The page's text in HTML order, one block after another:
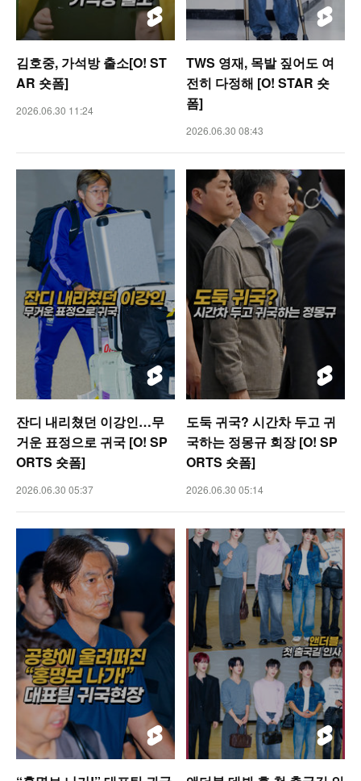
김호중, 가석방 출소[O! ST
AR 숏폼]
2026.06.30 11:24
TWS 영재, 목발 짚어도 여
전히 다정해 [O! STAR 숏
폼]
2026.06.30 08:43
잔디 내리쳤던 이강인…무
거운 표정으로 귀국 [O! SP
ORTS 숏폼]
2026.06.30 05:37
도둑 귀국? 시간차 두고 귀
국하는 정몽규 회장 [O! SP
ORTS 숏폼]
2026.06.30 05:14